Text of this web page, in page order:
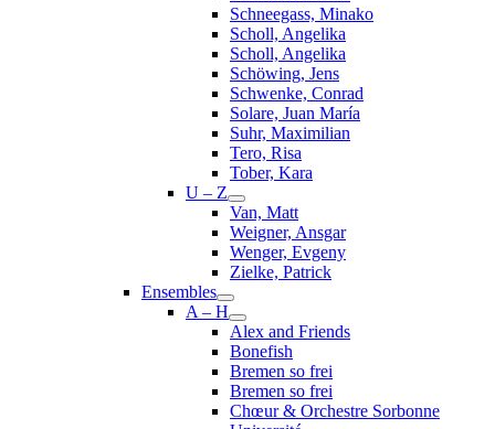
Schneegass, Minako
Scholl, Angelika
Scholl, Angelika
Schöwing, Jens
Schwenke, Conrad
Solare, Juan María
Suhr, Maximilian
Tero, Risa
Tober, Kara
U – Z
Van, Matt
Weigner, Ansgar
Wenger, Evgeny
Zielke, Patrick
Ensembles
A – H
Alex and Friends
Bonefish
Bremen so frei
Bremen so frei
Chœur & Orchestre Sorbonne